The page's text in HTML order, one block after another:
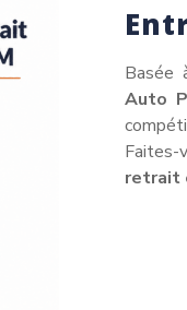
Basée
Auto
Faites-
retrait